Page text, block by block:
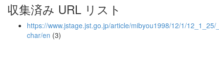
収集済み URL リスト
https://www.jstage.jst.go.jp/article/mibyou1998/12/1/12_1_25/
char/en (3)